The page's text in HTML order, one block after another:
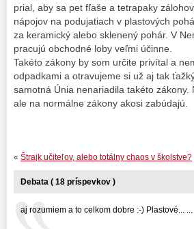
prial, aby sa pet fľaše a tetrapaky
nápojov na podujatiach v plastových
za keramický alebo sklenený pohár. V
pracujú obchodné loby veľmi účinne.
Takéto zákony by som určite privítal a
odpadkami a otravujeme si už aj tak
samotná Únia nenariadila takéto
ale na normálne zákony akosi zabúdajú.
« Štrajk učiteľov, alebo totálny chaos v školstve?
Debata ( 18 príspevkov )
aj rozumiem a to celkom dobre :-) Plastové... ...